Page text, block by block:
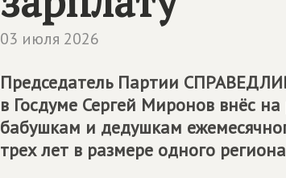
03 июля 2026
Председатель Партии
в Госдуме Сергей Миронов внёс
бабушкам и дедушкам
трех лет в размере одного